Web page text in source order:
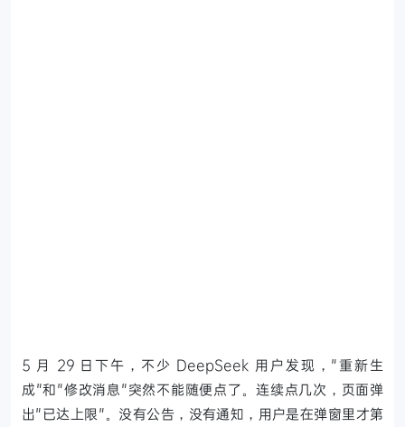
5 月 29 日下午，不少 DeepSeek 用户发现，"重新生
成"和"修改消息"突然不能随便点了。连续点几次，页面弹
出"已达上限"。没有公告，没有通知，用户是在弹窗里才第